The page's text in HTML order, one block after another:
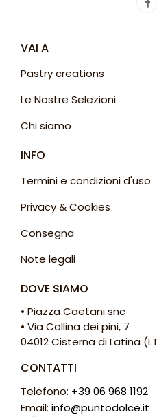
VAI A
Pastry creations
Le Nostre Selezioni
Chi siamo
INFO
Termini e condizioni d'uso
Privacy & Cookies
Consegna
Note legali
DOVE SIAMO
• Piazza Caetani snc
• Via Collina dei pini, 7
04012 Cisterna di Latina
CONTATTI
Telefono: +39 06 968 1192
Email: info@puntodolce.it